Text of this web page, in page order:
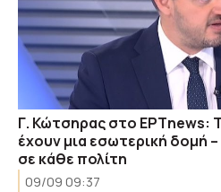
Γ. Κώτσηρας στο ΕΡΤnews:
έχουν μια εσωτερική δομή
σε κάθε πολίτη
09/09 09:37